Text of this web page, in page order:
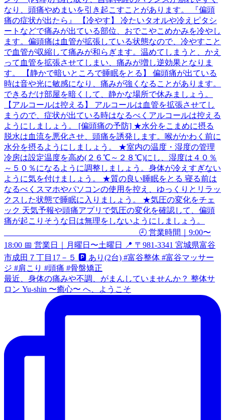
最近、身体の痛みや不調、がまんしていませんか？ 整体サ
ロン Yu-shin 〜癒心〜 へ、ようこそ